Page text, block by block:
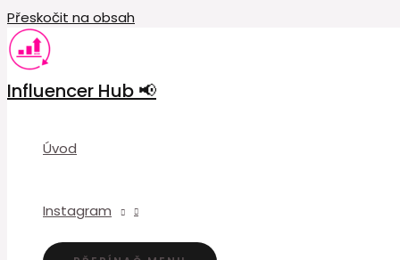
Přeskočit na obsah
Influencer Hub 📢
Úvod
Instagram